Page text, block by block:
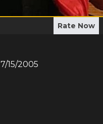
Rate Now
7/15/2005